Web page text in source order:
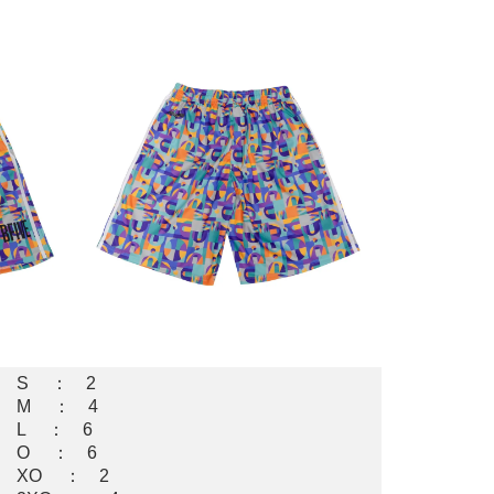
S ： 2
M ： 4
L ： 6
O ： 6
XO ： 2